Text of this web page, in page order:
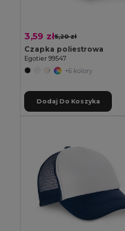
3,59 zł5,20 zł
Czapka poliestrowa
Egotier 99547
+6 kolory
Dodaj Do Koszyka